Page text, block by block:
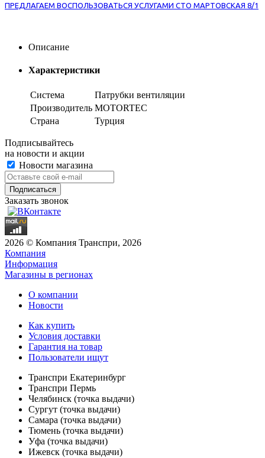
ПРЕДЛАГАЕМ ВОСПОЛЬЗОВАТЬСЯ УСЛУГАМИ СТО МАРТОВСКАЯ 8/1
Описание
Характеристики
Система
Патрубки вентиляции
Производитель MOTORTEC
Страна
Турция
Подписывайтесь
на новости и акции
Новости магазина
Заказать звонок
2026 © Компания Транспри, 2026
Компания
Информация
Магазины в регионах
О компании
Новости
Как купить
Условия доставки
Гарантия на товар
Пользователи ищут
Транспри Екатеринбург
Транспри Пермь
Челябинск (точка выдачи)
Сургут (точка выдачи)
Самара (точка выдачи)
Тюмень (точка выдачи)
Уфа (точка выдачи)
Ижевск (точка выдачи)